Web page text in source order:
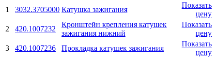
1 3032.3705000 Катушка зажигания
Показать
цену
2
420.1007232
Кронштейн крепления катушек
зажигания нижний
Показать
цену
3
420.1007236 Прокладка катушек зажигания
Показать
цену